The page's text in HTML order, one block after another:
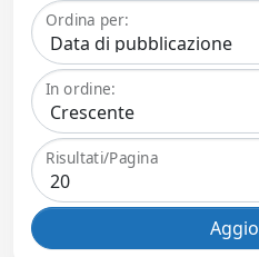
Ordina per:
In ordine:
Risultati/Pagina